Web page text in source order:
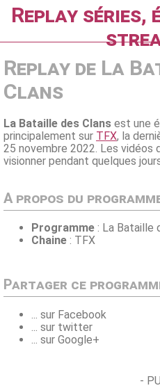
Replay séries,
Replay de La
Clans
La Bataille des Clans est une
principalement sur TFX, la
25 novembre 2022. Les vidéos
visionner pendant quelques
A propos du
Programme : La Bataille
Chaine : TFX
Partager ce
... sur Facebook
... sur twitter
... sur Google+
-